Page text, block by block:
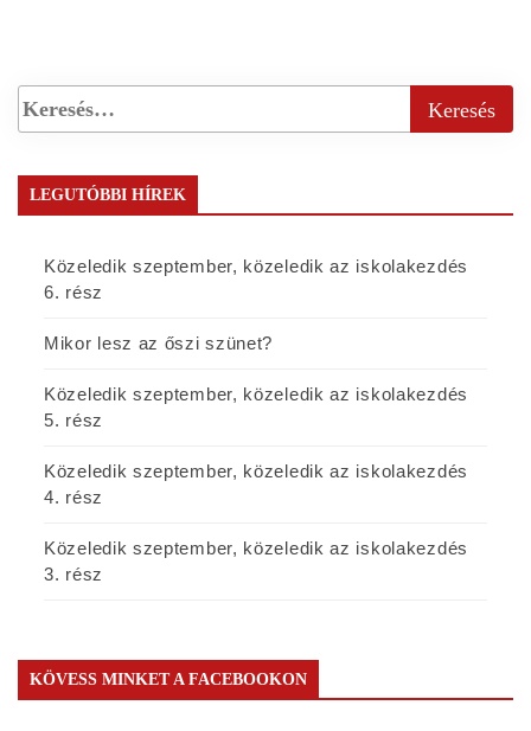
LEGUTÓBBI HÍREK
Közeledik szeptember, közeledik az iskolakezdés
6. rész
Mikor lesz az őszi szünet?
Közeledik szeptember, közeledik az iskolakezdés
5. rész
Közeledik szeptember, közeledik az iskolakezdés
4. rész
Közeledik szeptember, közeledik az iskolakezdés
3. rész
KÖVESS MINKET A FACEBOOKON